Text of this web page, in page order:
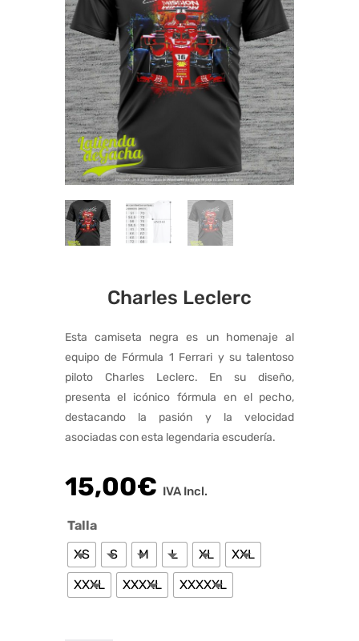
Charles Leclerc
Esta camiseta negra es un homenaje al
equipo de Fórmula 1 Ferrari y su talentoso
piloto Charles Leclerc. En su diseño,
presenta el icónico fórmula en el pecho,
destacando la pasión y la velocidad
asociadas con esta legendaria escudería.
15,00€ IVA Incl.
Talla
XS
S M L XL
XXL
XXXL
XXXXL XXXXXL